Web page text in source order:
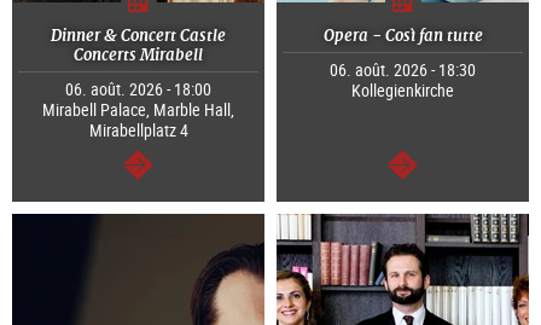
Dinner & Concert Castle
Concerts Mirabell
06. août. 2026 - 18:00
Mirabell Palace, Marble Hall,
Mirabellplatz 4
Continuer
Opera - Così fan tutte
06. août. 2026 - 18:30
Kollegienkirche
Continuer